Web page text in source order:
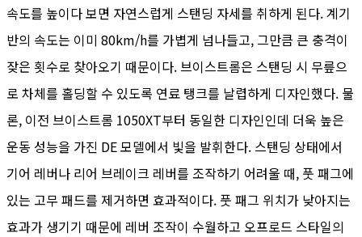
속도를 높이다 보면 자연스럽게 스탠딩 자세를 취하게 된다. 계기
반의 속도는 이미 80km/h를 가볍게 넘나들고, 그만큼 큰 충격이
잦은 횟수로 찾아오기 때문이다. 브이스트롬은 스탠딩 시 무릎으
로 차체를 홀딩할 수 있도록 연료 탱크를 날렵하게 디자인했다. 물
론, 이전 브이스트롬 1050XT부터 동일한 디자인인데 더욱 높은
운동 성능을 가진 DE 모델에서 빛을 발휘한다. 스탠딩 상태에서
기어 레버나 리어 브레이크 레버를 조작하기 어려울 때, 풋 패그에
있는 고무 패드를 제거하면 효과적이다. 풋 패그 위치가 낮아지는
효과가 생기기 때문에 레버 조작이 수월하고 오프로드 스타일의